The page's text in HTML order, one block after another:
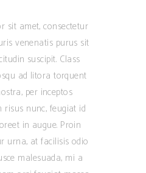
sit amet, consectetur
venenatis purus sit
suscipit. Class
ad litora torquent
per inceptos
risus nunc, feugiat id
in augue. Proin
urna, at facilisis odio
malesuada, mi a